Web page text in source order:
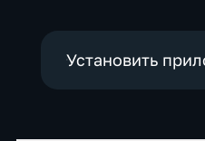
Установить